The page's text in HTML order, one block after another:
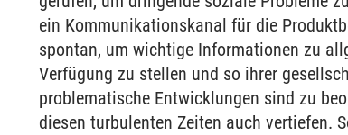
ein Kommunikationskanal für die
spontan, um wichtige Informationen zu
Verfügung zu stellen und so ihrer
problematische Entwicklungen sind zu
diesen turbulenten Zeiten auch vertiefen.